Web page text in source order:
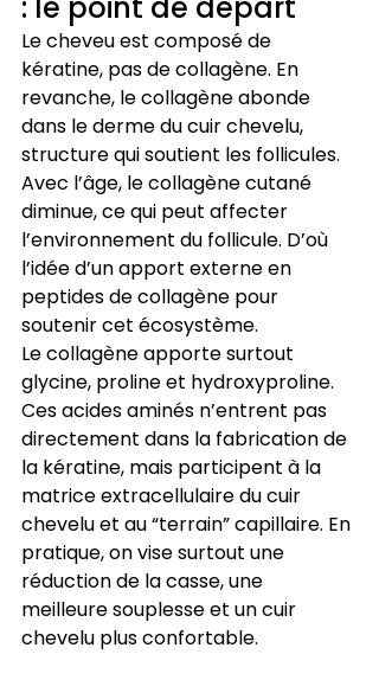
: le point de départ
Le cheveu est composé de
kératine, pas de collagène. En
revanche, le collagène abonde
dans le derme du cuir chevelu,
structure qui soutient les follicules.
Avec l’âge, le collagène cutané
diminue, ce qui peut affecter
l’environnement du follicule. D’où
l’idée d’un apport externe en
peptides de collagène pour
soutenir cet écosystème.
Le collagène apporte surtout
glycine, proline et hydroxyproline.
Ces acides aminés n’entrent pas
directement dans la fabrication de
la kératine, mais participent à la
matrice extracellulaire du cuir
chevelu et au “terrain” capillaire. En
pratique, on vise surtout une
réduction de la casse, une
meilleure souplesse et un cuir
chevelu plus confortable.